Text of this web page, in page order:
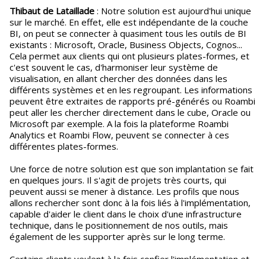
Thibaut de Lataillade : Notre solution est aujourd'hui unique
sur le marché. En effet, elle est indépendante de la couche
BI, on peut se connecter à quasiment tous les outils de BI
existants : Microsoft, Oracle, Business Objects, Cognos...
Cela permet aux clients qui ont plusieurs plates-formes, et
c'est souvent le cas, d'harmoniser leur système de
visualisation, en allant chercher des données dans les
différents systèmes et en les regroupant. Les informations
peuvent être extraites de rapports pré-générés ou Roambi
peut aller les chercher directement dans le cube, Oracle ou
Microsoft par exemple. A la fois la plateforme Roambi
Analytics et Roambi Flow, peuvent se connecter à ces
différentes plates-formes.
Une force de notre solution est que son implantation se fait
en quelques jours. Il s'agit de projets très courts, qui
peuvent aussi se mener à distance. Les profils que nous
allons rechercher sont donc à la fois liés à l'implémentation,
capable d'aider le client dans le choix d'une infrastructure
technique, dans le positionnement de nos outils, mais
également de les supporter après sur le long terme.